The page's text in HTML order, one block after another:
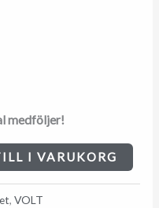
medföljer!
I VARUKORG
, VOLT